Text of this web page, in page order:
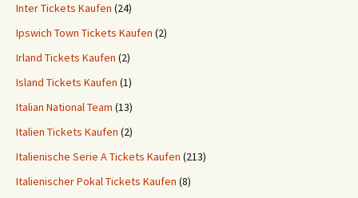
Inter Tickets Kaufen (24)
Ipswich Town Tickets Kaufen (2)
Irland Tickets Kaufen (2)
Island Tickets Kaufen (1)
Italian National Team (13)
Italien Tickets Kaufen (2)
Italienische Serie A Tickets Kaufen (213)
Italienischer Pokal Tickets Kaufen (8)